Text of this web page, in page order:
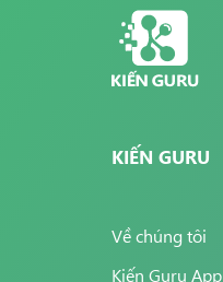
KIẾN GURU
Về chúng tôi
Kiến Guru App